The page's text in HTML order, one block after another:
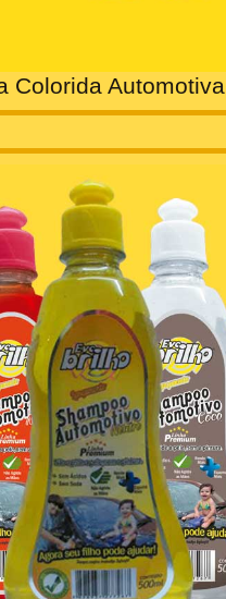
Colorida Automotiva